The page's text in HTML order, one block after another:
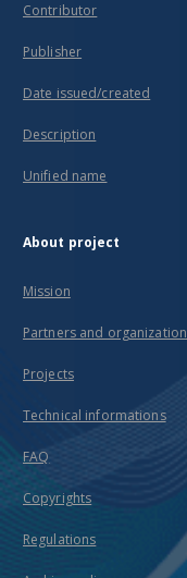
Contributor
Publisher
Date issued/created
Description
Unified name
About project
Mission
Partners and organization
Projects
Technical informations
FAQ
Copyrights
Regulations